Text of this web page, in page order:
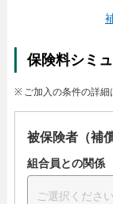
保険料シミ
※ ご加入の条件の詳細
被保険者（補
組合員との関係
ご選択ください